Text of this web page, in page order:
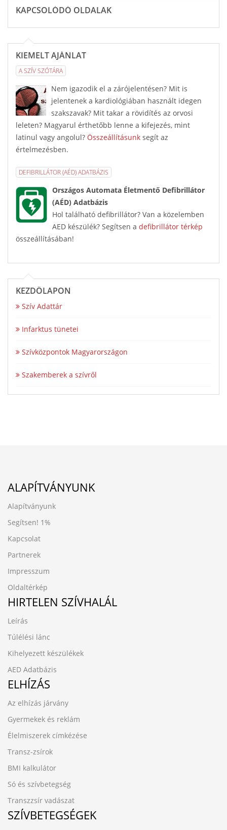
KAPCSOLÓDÓ OLDALAK
KIEMELT AJÁNLAT
A SZÍV SZÓTÁRA
Nem igazodik el a zárójelentésen? Mit is
jelentenek a kardiológiában használt idegen
szakszavak? Mit takar a rövidítés az orvosi
leleten? Magyarul érthetőbb lenne a kifejezés, mint
latinul vagy angolul? Összeállításunk segít az
értelmezésben.
DEFIBRILLÁTOR (AÉD) ADATBÁZIS
Országos Automata Életmentő Defibrillátor
(AÉD) Adatbázis
Hol található defibrillátor? Van a közelemben
AED készülék? Segítsen a defibrillátor térkép
összeállításában!
KEZDŐLAPON
Szív Adattár
Infarktus tünetei
Szívközpontok Magyarországon
Szakemberek a szívről
ALAPÍTVÁNYUNK
Alapítványunk
Segítsen! 1%
Kapcsolat
Partnerek
Impresszum
Oldaltérkép
HIRTELEN SZÍVHALÁL
Leírás
Túlélési lánc
Kihelyezett készülékek
AED Adatbázis
ELHÍZÁS
Az elhízás járvány
Gyermekek és reklám
Élelmiszerek címkézése
Transz-zsírok
BMI kalkulátor
Só és szívbetegség
Transzzsír vadászat
SZÍVBETEGSÉGEK